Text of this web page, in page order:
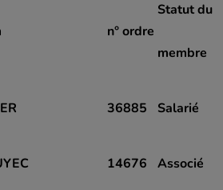
n° ordre
Statut du
membre
36885 Salarié
14676 Associé